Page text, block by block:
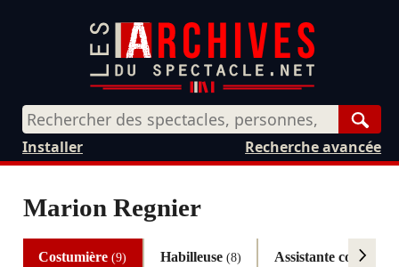
Recherche avancée
Installer
Marion Regnier
Costumière(9) Habilleuse (8) Assistante costumes